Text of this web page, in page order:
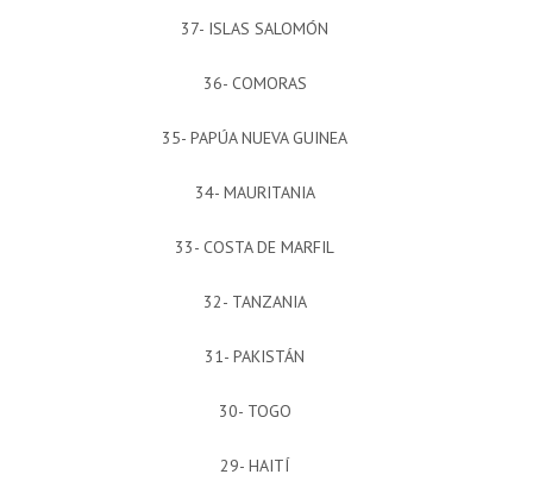
37- ISLAS SALOMÓN
36- COMORAS
35- PAPÚA NUEVA GUINEA
34- MAURITANIA
33- COSTA DE MARFIL
32- TANZANIA
31- PAKISTÁN
30- TOGO
29- HAITÍ